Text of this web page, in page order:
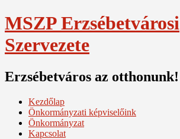
Skip
to
content
MSZP Erzsébetvárosi
Szervezete
Erzsébetváros az otthonunk!
Kezdőlap
Önkormányzati képviselőink
Önkormányzat
Kapcsolat